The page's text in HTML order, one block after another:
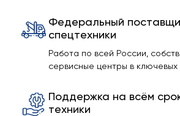
Федеральный
спецтехники
Работа по всей России,
сервисные центры в ключевых
Поддержка на всём
техники